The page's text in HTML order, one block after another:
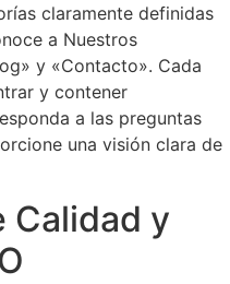
claramente definidas
a Nuestros
y «Contacto». Cada
y contener
a las preguntas
una visión clara de
Calidad y